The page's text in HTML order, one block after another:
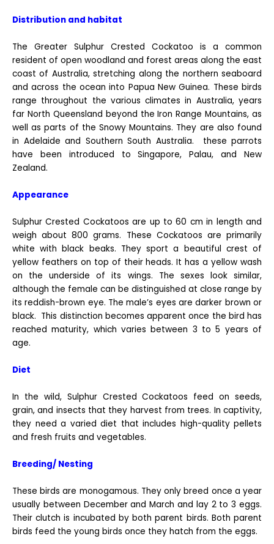
Distribution and habitat
The Greater Sulphur Crested Cockatoo is a common
resident of open woodland and forest areas along the east
coast of Australia, stretching along the northern seaboard
and across the ocean into Papua New Guinea. These birds
range throughout the various climates in Australia, years
far North Queensland beyond the Iron Range Mountains, as
well as parts of the Snowy Mountains. They are also found
in Adelaide and Southern South Australia. these parrots
have been introduced to Singapore, Palau, and New
Zealand.
Appearance
Sulphur Crested Cockatoos are up to 60 cm in length and
weigh about 800 grams. These Cockatoos are primarily
white with black beaks. They sport a beautiful crest of
yellow feathers on top of their heads. It has a yellow wash
on the underside of its wings. The sexes look similar,
although the female can be distinguished at close range by
its reddish-brown eye. The male’s eyes are darker brown or
black. This distinction becomes apparent once the bird has
reached maturity, which varies between 3 to 5 years of
age.
Diet
In the wild, Sulphur Crested Cockatoos feed on seeds,
grain, and insects that they harvest from trees. In captivity,
they need a varied diet that includes high-quality pellets
and fresh fruits and vegetables.
Breeding/ Nesting
These birds are monogamous. They only breed once a year
usually between December and March and lay 2 to 3 eggs.
Their clutch is incubated by both parent birds. Both parent
birds feed the young birds once they hatch from the eggs.